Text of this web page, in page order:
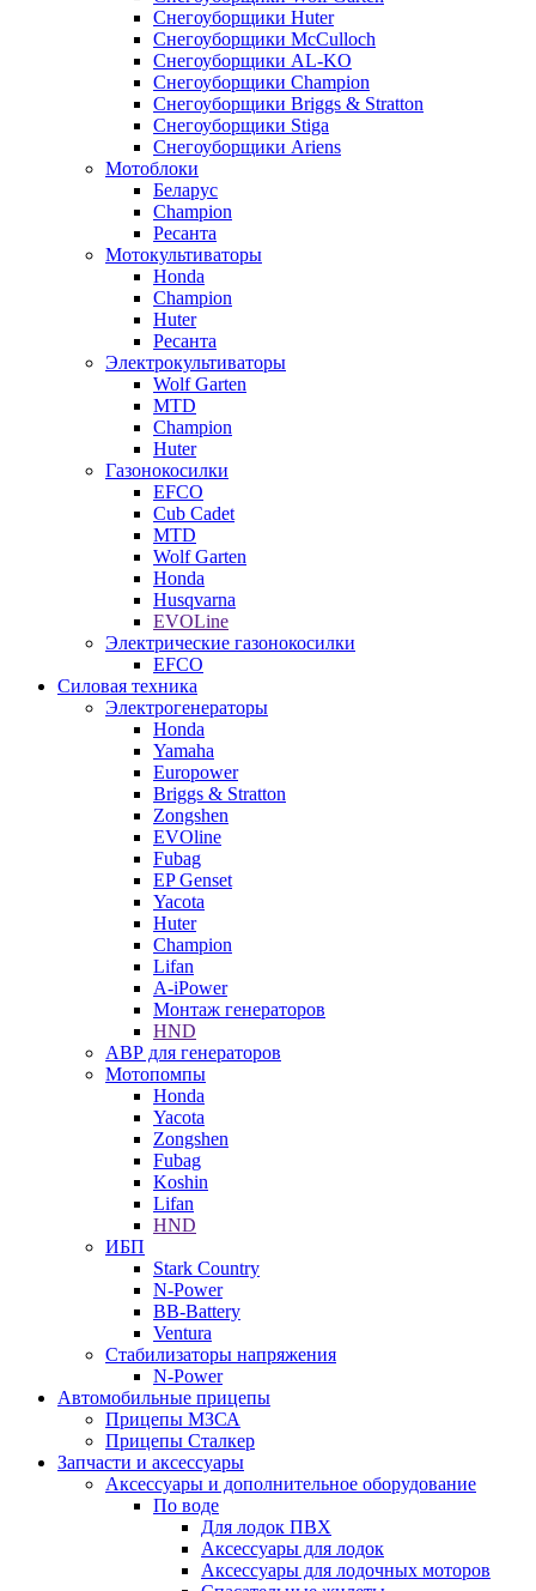
Снегоуборщики Huter
Снегоуборщики McCulloch
Снегоуборщики AL-KO
Снегоуборщики Champion
Снегоуборщики Briggs & Stratton
Снегоуборщики Stiga
Снегоуборщики Ariens
Мотоблоки
Беларус
Champion
Ресанта
Мотокультиваторы
Honda
Champion
Huter
Ресанта
Электрокультиваторы
Wolf Garten
MTD
Champion
Huter
Газонокосилки
EFCO
Cub Cadet
MTD
Wolf Garten
Honda
Husqvarna
EVOLine
Электрические газонокосилки
EFCO
Силовая техника
Электрогенераторы
Honda
Yamaha
Europower
Briggs & Stratton
Zongshen
EVOline
Fubag
EP Genset
Yacota
Huter
Champion
Lifan
A-iPower
Монтаж генераторов
HND
АВР для генераторов
Мотопомпы
Honda
Yacota
Zongshen
Fubag
Koshin
Lifan
HND
ИБП
Stark Country
N-Power
BB-Battery
Ventura
Стабилизаторы напряжения
N-Power
Автомобильные прицепы
Прицепы МЗСА
Прицепы Сталкер
Запчасти и аксессуары
Аксессуары и дополнительное оборудование
По воде
Для лодок ПВХ
Аксессуары для лодок
Аксессуары для лодочных моторов